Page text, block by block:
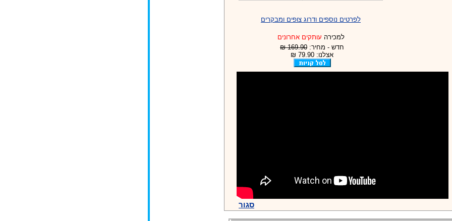
לפרטים נוספים ודרוג צופים ומבקרים
למכירה עותקים אחרונים
חדש - מחיר: 169.90 ₪
אצלנו: 79.90 ₪
סגור